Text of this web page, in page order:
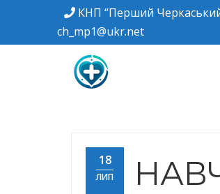
КНП “Перший
ch_mp1@ukr.net
КНП
18
ЛИП